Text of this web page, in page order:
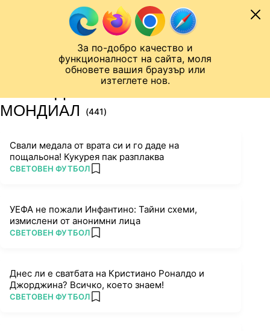
За по-добро качество и
функционалност на сайта, моля
обновете вашия браузър или
изтеглете нов.
Към съдържанието
Лига на Конференциите
МОНДИАЛ
(441)
Свали медала от врата си и го даде на
пощальона! Кукурея пак разплаква
ПОВЕЧЕ ОТ
СВЕТОВЕН ФУТБОЛ add favorites
УЕФА не пожали Инфантино: Тайни схеми,
измислени от анонимни лица
ПОВЕЧЕ ОТ
СВЕТОВЕН ФУТБОЛ add favorites
Днес ли е сватбата на Кристиано Роналдо и
Джорджина? Всичко, което знаем!
ПОВЕЧЕ ОТ
СВЕТОВЕН ФУТБОЛ add favorites